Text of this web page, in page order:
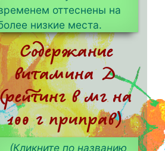
оттеснены на
низкие места.
Содержание
витамина D
в мг на
100 г приправ)
(Кликните по названию